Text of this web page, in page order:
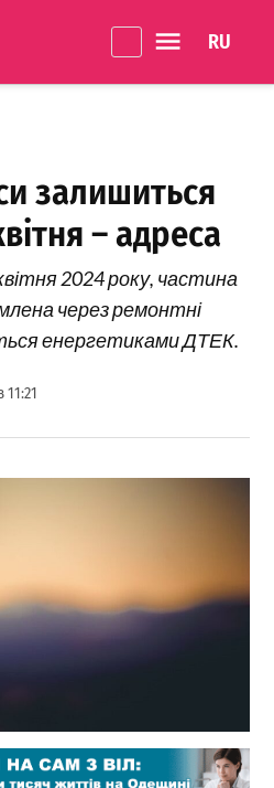
залишиться
– адреса
2024 року, частина
через ремонтні
енергетиками ДТЕК.
11:21